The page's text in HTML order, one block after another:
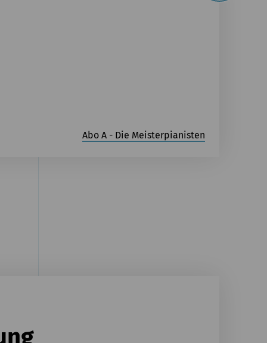
Abo A - Die Meisterpianisten